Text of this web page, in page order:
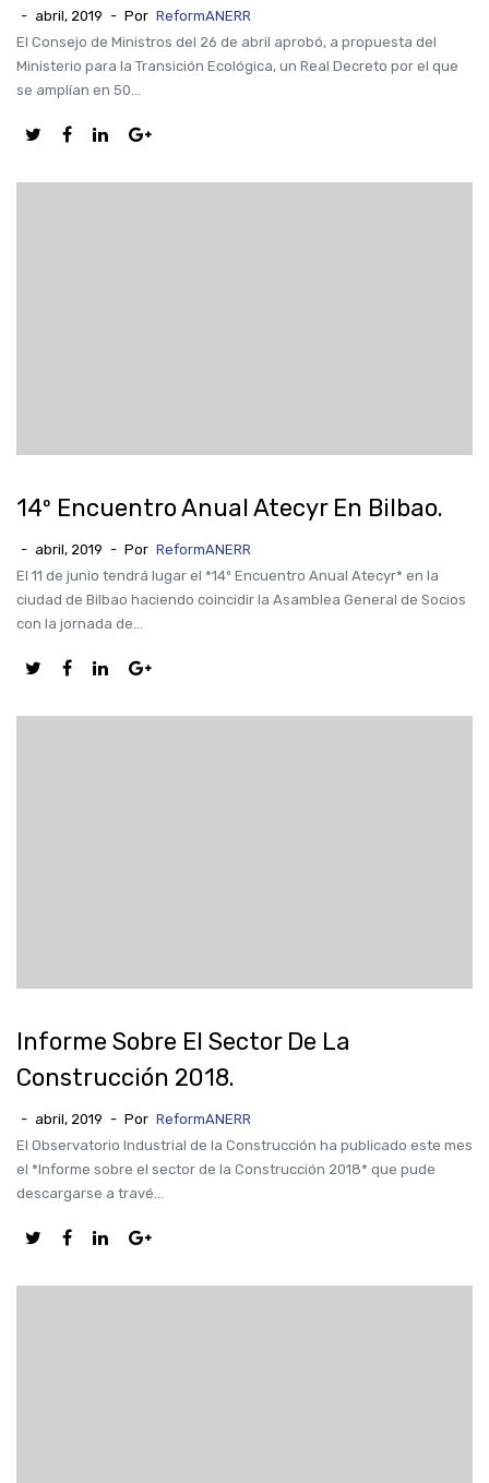
- abril, 2019 - Por ReformANERR
El Consejo de Ministros del 26 de abril aprobó, a propuesta del
Ministerio para la Transición Ecológica, un Real Decreto por el que
se amplían en 50...
14º Encuentro Anual Atecyr En Bilbao.
- abril, 2019 - Por ReformANERR
El 11 de junio tendrá lugar el *14º Encuentro Anual Atecyr* en la
ciudad de Bilbao haciendo coincidir la Asamblea General de Socios
con la jornada de...
Informe Sobre El Sector De La
Construcción 2018.
- abril, 2019 - Por ReformANERR
El Observatorio Industrial de la Construcción ha publicado este mes
el *Informe sobre el sector de la Construcción 2018* que pude
descargarse a travé...